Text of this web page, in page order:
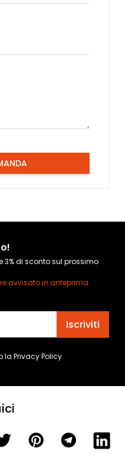
3% di sconto sul prossimo
avvisato in anteprima.
Iscriviti
la Privacy Policy